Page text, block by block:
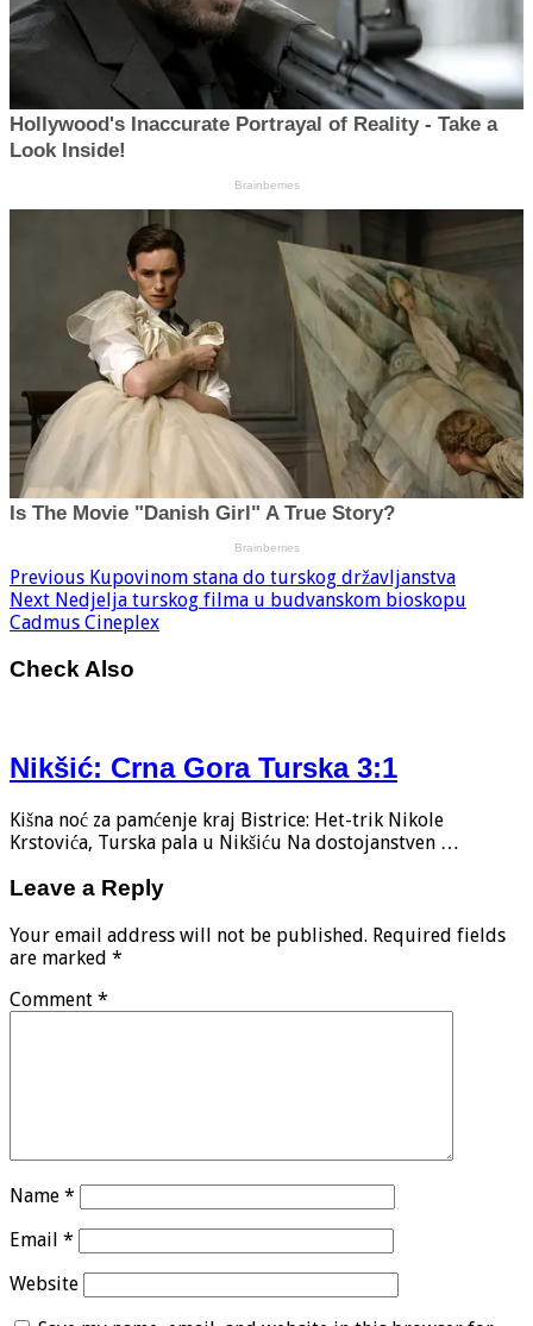
Previous Kupovinom stana do turskog državljanstva
Next Nedjelja turskog filma u budvanskom bioskopu
Cadmus Cineplex
Check Also
Nikšić: Crna Gora Turska 3:1
Kišna noć za pamćenje kraj Bistrice: Het-trik Nikole
Krstovića, Turska pala u Nikšiću Na dostojanstven …
Leave a Reply
Your email address will not be published. Required fields
are marked *
Comment *
Name *
Email *
Website